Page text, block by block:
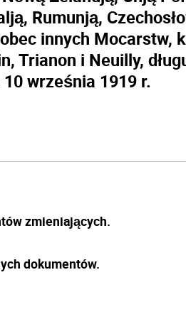
Rumunją,
innych
Trianon i Neuilly,
września 1919 r.
zmieniających.
dokumentów.